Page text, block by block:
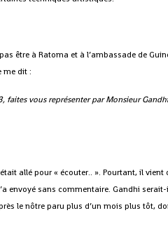
être à Ratoma et à l’ambassade de
me dit :
faites vous représenter par Monsieur
allé pour « écouter.. ». Pourtant, il
envoyé sans commentaire. Gandhi serait-
le nôtre paru plus d’un mois plus tôt,